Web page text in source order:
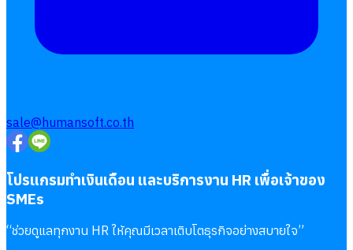
sale@humansoft.co.th
โปรแกรมทำเงินเดือน และบริการงาน HR เพื่อเจ้าของ
SMEs
“ช่วยดูแลทุกงาน HR ให้คุณมีเวลาเติบโตธุรกิจอย่างสบายใจ”